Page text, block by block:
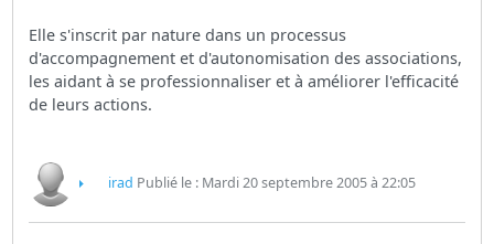
Elle s'inscrit par nature dans un processus
d'accompagnement et d'autonomisation des associations,
les aidant à se professionnaliser et à améliorer l'efficacité
de leurs actions.
irad Publié le : Mardi 20 septembre 2005 à 22:05